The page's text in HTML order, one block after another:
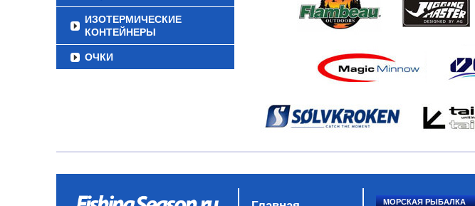
ИЗОТЕРМИЧЕСКИЕ
КОНТЕЙНЕРЫ
ОЧКИ
МОРСКАЯ РЫБАЛКА